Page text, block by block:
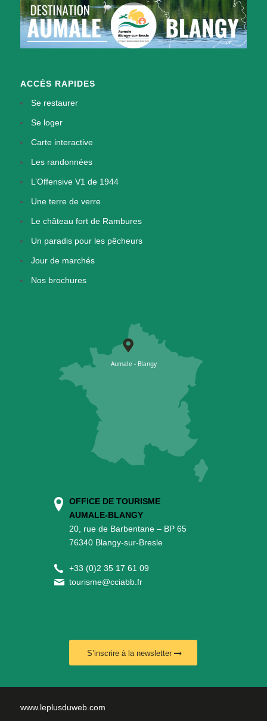
ACCÈS RAPIDES
Se restaurer
Se loger
Carte interactive
Les randonnées
L’Offensive V1 de 1944
Une terre de verre
Le château fort de Rambures
Un paradis pour les pêcheurs
Jour de marchés
Nos brochures
OFFICE DE TOURISME
AUMALE-BLANGY
20, rue de Barbentane – BP 65
76340 Blangy-sur-Bresle
+33 (0)2 35 17 61 09
tourisme@cciabb.fr
S’inscrire à la newsletter
www.leplusduweb.com